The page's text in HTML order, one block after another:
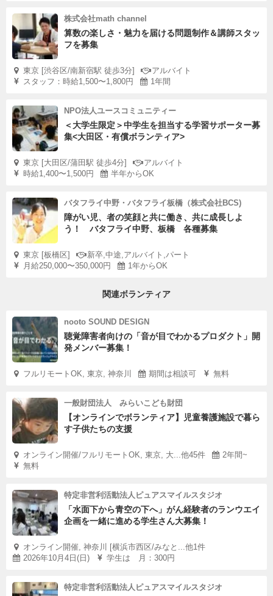
株式会社math channel
算数の楽しさ・魅力を届ける問題制作＆講師スタッ
フを募集
東京 [渋谷区/南新宿駅 徒歩3分]
アルバイト
スタッフ：時給1,500〜1,800円
1年間
NPO法人ユースコミュニティー
＜大学生限定＞中学生を担当する学習サポーター募
集<大田区・有償ボランティア>
東京 [大田区/蒲田駅 徒歩4分]
アルバイト
時給1,400〜1,500円
半年からOK
バタフライ中野・バタフライ板橋（株式会社BCS)
障がい児、者の笑顔と共に働き、共に成長しよ
う！ バタフライ中野、板橋 各種募集
東京 [板橋区]
新卒,中途,アルバイト,パート
月給250,000〜350,000円
1年からOK
関連ボランティア
nooto SOUND DESIGN
聴覚障害者向けの「音が目でわかるプロダクト」開
発メンバー募集！
フルリモートOK, 東京, 神奈川 期間は相談可 無料
一般財団法人 みらいこども財団
【オンラインでボランティア】児童養護施設で暮ら
す子供たちの支援
オンライン開催/フルリモートOK, 東京, 大...他45件
2年間~
無料
特定非営利活動法人ピュアスマイルスタジオ
「水面下から青空の下へ」がん経験者のランウエイ
企画を一緒に進める学生さん大募集！
オンライン開催, 神奈川 [横浜市西区/みなと...他1件
2026年10月4日(日)
学生は 月：300円
特定非営利活動法人ピュアスマイルスタジオ